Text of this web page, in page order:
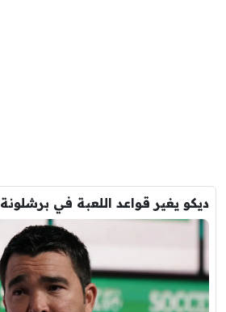
ديكو يغير قواعد اللعبة في برشلونة